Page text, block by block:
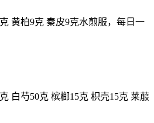
黄柏9克 秦皮9克水煎服，每日一
白芍50克 槟榔15克 枳壳15克 莱菔